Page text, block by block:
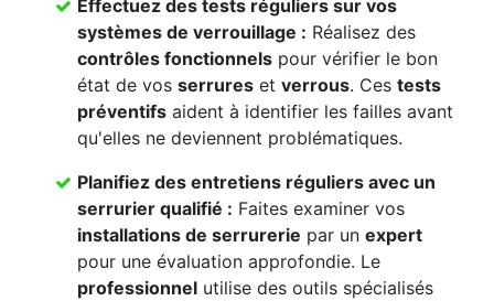
Effectuez des tests réguliers sur vos
systèmes de verrouillage : Réalisez des
contrôles fonctionnels pour vérifier le bon
état de vos serrures et verrous. Ces tests
préventifs aident à identifier les failles avant
qu'elles ne deviennent problématiques.
Planifiez des entretiens réguliers avec un
serrurier qualifié : Faites examiner vos
installations de serrurerie par un expert
pour une évaluation approfondie. Le
professionnel utilise des outils spécialisés